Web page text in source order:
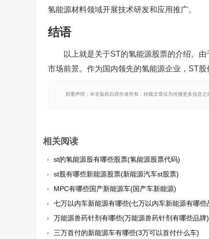
氢能源材料领域开展技术研发和应用推广。
结语
以上就是关于ST的氢能源股票的介绍。
市场前景。作为国内领先的氢能源企业，ST
郑重声明：本文版权归原作者所有，转载文章仅为传播更多信息
相关阅读
st的氢能源股有哪些股票(氢能源股票代码)
st股有哪些新能源股票(新能源汽车st股票)
MPC有哪些国产新能源车(国产车新能源)
七万以内车新能源有哪些(七万以内车新能源有哪些
万能源兽药针剂有哪些(万能源兽药针剂有哪些品牌)
三万首付的新能源车有哪些(3万可以首付什么车)